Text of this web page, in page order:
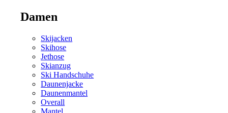
Damen
Skijacken
Skihose
Jethose
Skianzug
Ski Handschuhe
Daunenjacke
Daunenmantel
Overall
Mantel